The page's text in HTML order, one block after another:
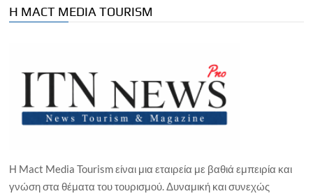
Η MACT MEDIA TOURISM
Η Mact Media Tourism είναι μια εταιρεία με βαθιά εμπειρία και
γνώση στα θέματα του τουρισμού. Δυναμική και συνεχώς